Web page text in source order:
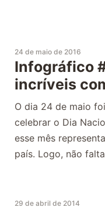
24 de maio de 2016
Infográfico
incríveis
O dia 24 de maio
celebrar o Dia
esse mês
país. Logo, não
29 de abril de 2014